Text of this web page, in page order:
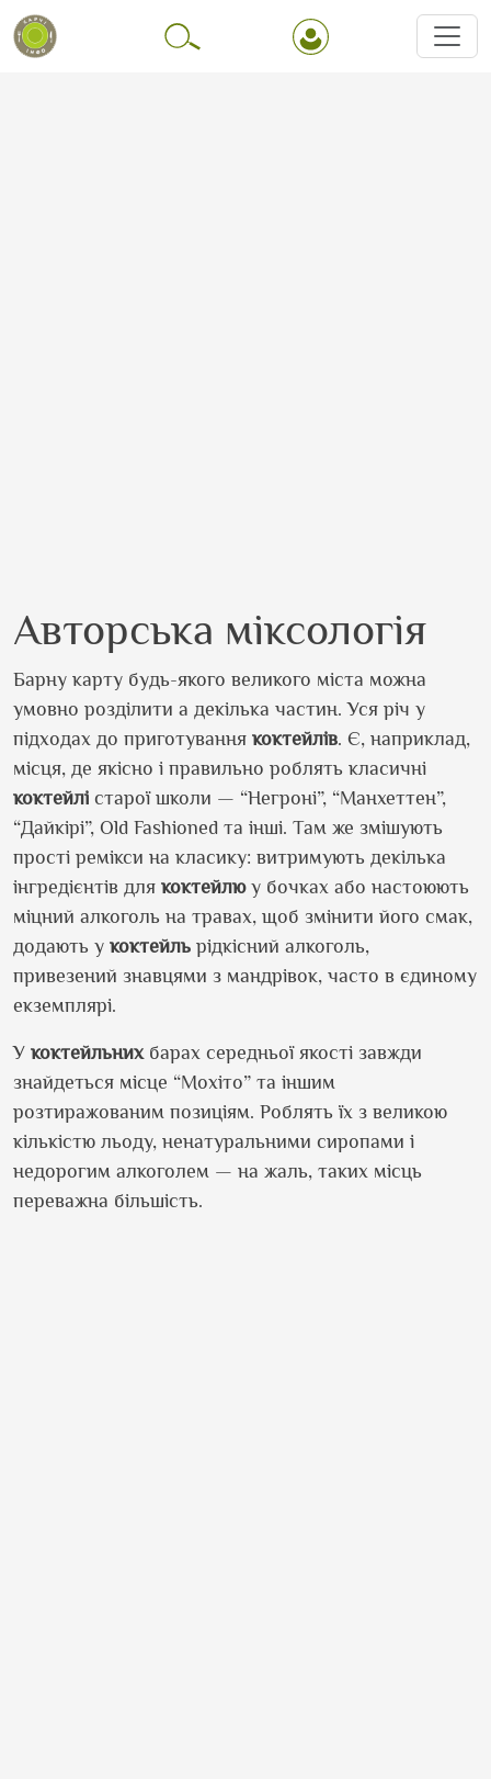
Авторська міксологія
Барну карту будь-якого великого міста можна
умовно розділити а декілька частин. Уся річ у
підходах до приготування коктейлів. Є, наприклад,
місця, де якісно і правильно роблять класичні
коктейлі старої школи — “Негроні”, “Манхеттен”,
“Дайкірі”, Old Fashioned та інші. Там же змішують
прості ремікси на класику: витримують декілька
інгредієнтів для коктейлюу бочках або настоюють
міцний алкоголь на травах, щоб змінити його смак,
додають у коктейль рідкісний алкоголь,
привезений знавцями з мандрівок, часто в єдиному
екземплярі.
У коктейльнихбарах середньої якості завжди
знайдеться місце “Мохіто” та іншим
розтиражованим позиціям. Роблять їх з великою
кількістю льоду, ненатуральними сиропами і
недорогим алкоголем — на жаль, таких місць
переважна більшість.